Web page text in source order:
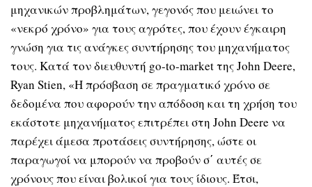
μηχανικών προβλημάτων, γεγονός που μειώνει το
«νεκρό χρόνο» για τους αγρότες, που έχουν έγκαιρη
γνώση για τις ανάγκες συντήρησης του μηχανήματος
τους. Κατά τον διευθυντή go-to-market της John Deere,
Ryan Stien, «Η πρόσβαση σε πραγματικό χρόνο σε
δεδομένα που αφορούν την απόδοση και τη χρήση του
εκάστοτε μηχανήματος επιτρέπει στη John Deere να
παρέχει άμεσα προτάσεις συντήρησης, ώστε οι
παραγωγοί να μπορούν να προβούν σ΄ αυτές σε
χρόνους που είναι βολικοί για τους ίδιους. Έτσι,